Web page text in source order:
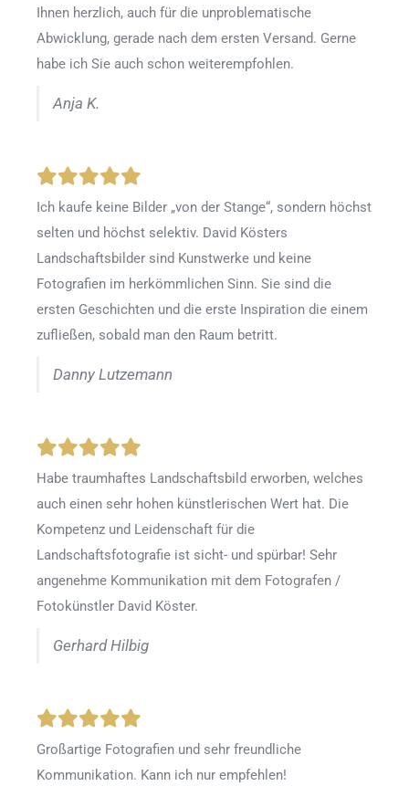
Ihnen herzlich, auch für die unproblematische
Abwicklung, gerade nach dem ersten Versand. Gerne
habe ich Sie auch schon weiterempfohlen.
Anja K.
Ich kaufe keine Bilder „von der Stange“, sondern höchst
selten und höchst selektiv. David Kösters
Landschaftsbilder sind Kunstwerke und keine
Fotografien im herkömmlichen Sinn. Sie sind die
ersten Geschichten und die erste Inspiration die einem
zufließen, sobald man den Raum betritt.
Danny Lutzemann
Habe traumhaftes Landschaftsbild erworben, welches
auch einen sehr hohen künstlerischen Wert hat. Die
Kompetenz und Leidenschaft für die
Landschaftsfotografie ist sicht- und spürbar! Sehr
angenehme Kommunikation mit dem Fotografen /
Fotokünstler David Köster.
Gerhard Hilbig
Großartige Fotografien und sehr freundliche
Kommunikation. Kann ich nur empfehlen!